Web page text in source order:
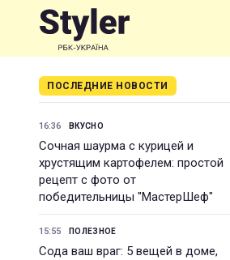
ПОСЛЕДНИЕ НОВОСТИ
16:36 ВКУСНО
Сочная шаурма с курицей и
хрустящим картофелем: простой
рецепт с фото от
победительницы "МастерШеф"
15:55 ПОЛЕЗНОЕ
Сода ваш враг: 5 вещей в доме,